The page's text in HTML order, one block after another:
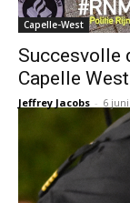
Capelle-West
Succesvolle
Capelle
Jeffrey Jacobs - 6